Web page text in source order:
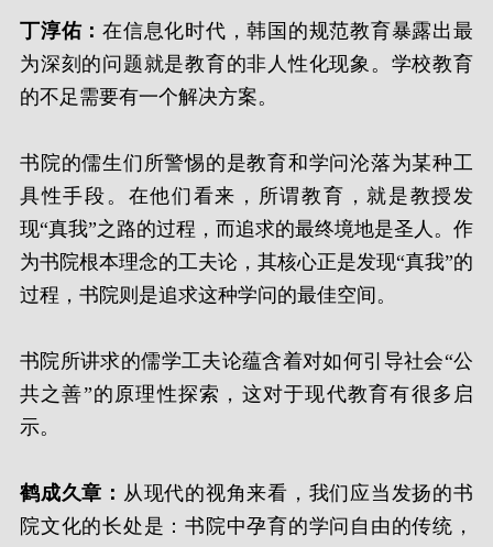
丁淳佑：在信息化时代，韩国的规范教育暴露出最
为深刻的问题就是教育的非人性化现象。学校教育
的不足需要有一个解决方案。
书院的儒生们所警惕的是教育和学问沦落为某种工
具性手段。在他们看来，所谓教育，就是教授发
现“真我”之路的过程，而追求的最终境地是圣人。作
为书院根本理念的工夫论，其核心正是发现“真我”的
过程，书院则是追求这种学问的最佳空间。
书院所讲求的儒学工夫论蕴含着对如何引导社会“公
共之善”的原理性探索，这对于现代教育有很多启
示。
鹤成久章： 从现代的视角来看，我们应当发扬的书
院文化的长处是：书院中孕育的学问自由的传统，